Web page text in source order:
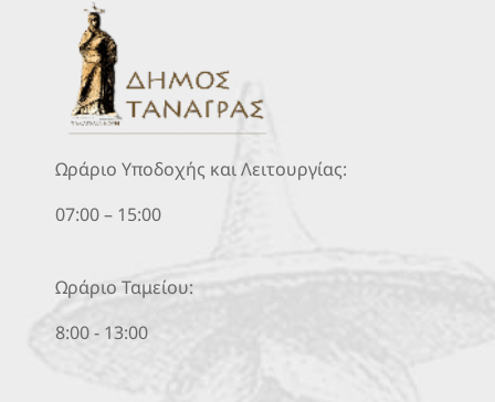
Ωράριο Υποδοχής και Λειτουργίας:
07:00 – 15:00
Ωράριο Ταμείου:
8:00 - 13:00